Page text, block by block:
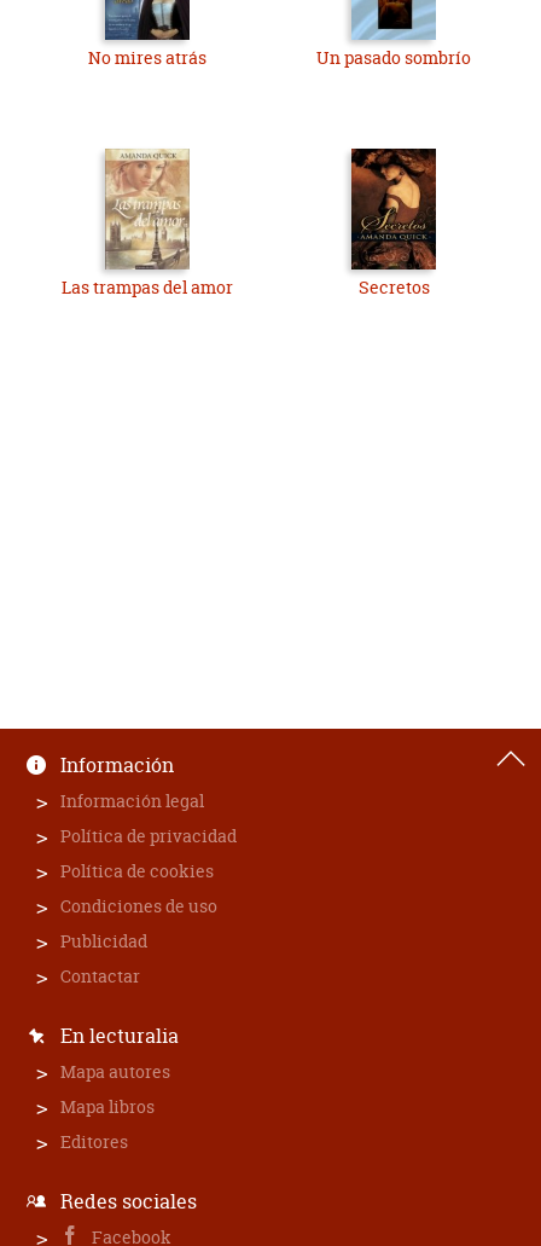
No mires atrás Un pasado sombrío
Las trampas del amor Secretos
Información
Información legal
Política de privacidad
Política de cookies
Condiciones de uso
Publicidad
Contactar
En lecturalia
Mapa autores
Mapa libros
Editores
Redes sociales
Facebook